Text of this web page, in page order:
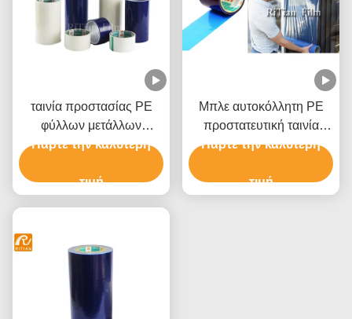
ταινία προστασίας PE
φύλλων μετάλλων
0.05mm μπλε για τη
αργιλίου
Πάρτε την καλύτερη
τιμή
Μπλε αυτοκόλλητη PE
προστατευτική ταινία
παραθύρων ταινιών
Πάρτε την καλύτερη
τιμή